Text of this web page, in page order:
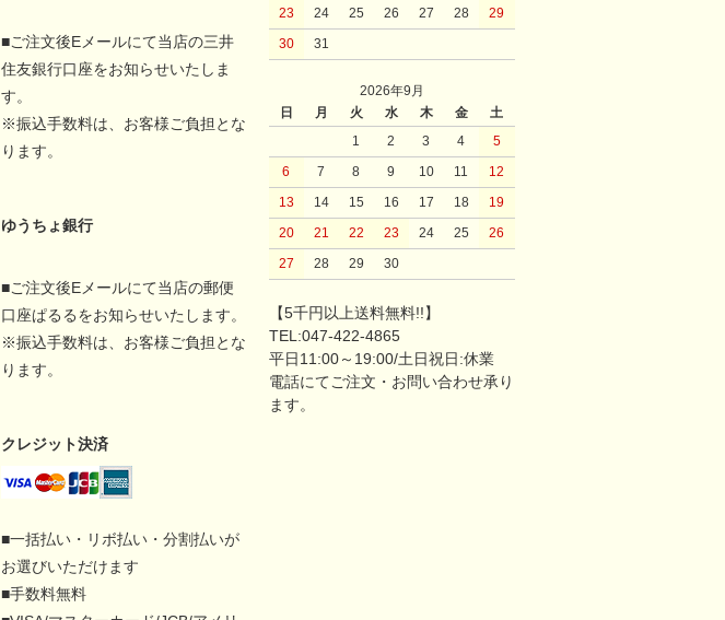
■ご注文後Eメールにて当店の三井
住友銀行口座をお知らせいたしま
す。
※振込手数料は、お客様ご負担とな
ります。
ゆうちょ銀行
■ご注文後Eメールにて当店の郵便
口座ぱるるをお知らせいたします。
※振込手数料は、お客様ご負担とな
ります。
クレジット決済
■一括払い・リボ払い・分割払いが
お選びいただけます
■手数料無料
23
24 25 26 27 28
29
30
31
2026年9月
日
月 火 水 木 金
土
1
2 3 4
5
6
7 8 9 10 11
12
13
14 15 16 17 18
19
20
21 22 23 24 25
26
27
28 29 30
【5千円以上送料無料!!】
TEL:047-422-4865
平日11:00～19:00/土日祝日:休業
電話にてご注文・お問い合わせ承り
ます。